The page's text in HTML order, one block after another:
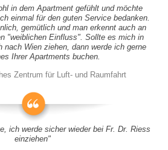
in dem Apartment gefühlt und möchte
einmal für den guten Service bedanken.
gemütlich und man erkennt auch an
"weiblichen Einfluss". Sollte es mich in
nach Wien ziehen, dann werde ich gerne
Ihrer Apartments buchen.
Zentrum für Luft- und Raumfahrt
ich werde sicher wieder bei Fr. Dr. Riess
einziehen"